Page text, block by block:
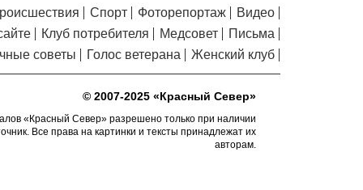
5.08.2026 16:41 Почти 13,5 тысячи человек
пострадали от клещей в Вологодской
области с начала сезона
5.08.2026 16:02 Георгий Филимонов: Мы
создаем новую архитектуру строительного
5.08.2026 15:22 Шумоизоляционный экран
на Белозерском шоссе в Вологде
Спорт Фоторепортаж
Видео
Клуб потребителя Медсовет
Письма
советы
Голос ветерана Женский клуб
© 2007-2025 «Красный Север»
«Красный Север» разрешено только при наличии
Все права на картинки и тексты принадлежат их
авторам.